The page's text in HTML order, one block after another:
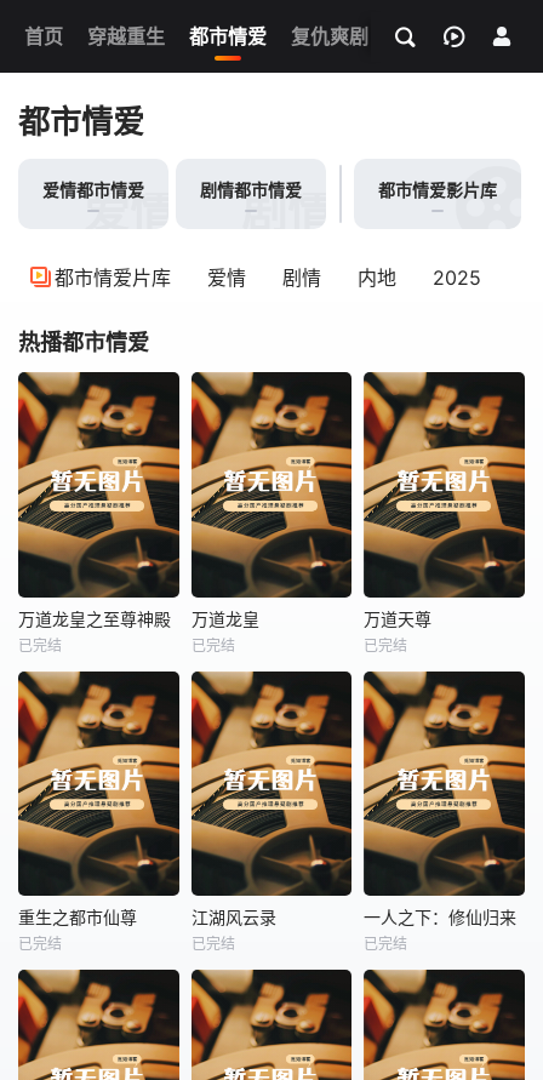
首页 穿越重生 都市情爱 复仇爽剧 玄幻武侠 奇幻
我的观影记录
都市情爱
爱情都市情爱
爱情都市情爱
剧情都市情爱
剧情都市情爱
都市情爱影片库
都市情爱片库 爱情 剧情 内地 2025
热播都市情爱
热播
未知
万道龙皇之至尊神殿
已完结
热播
万道龙皇
未知
万道龙皇
已完结
热播
万道天尊
未知
万道天尊
已完结
热播
未知
重生之都市仙尊
已完结
热播
江湖风云录
未知
江湖风云录
已完结
热播
未知
一人之下：修仙归来
已完结